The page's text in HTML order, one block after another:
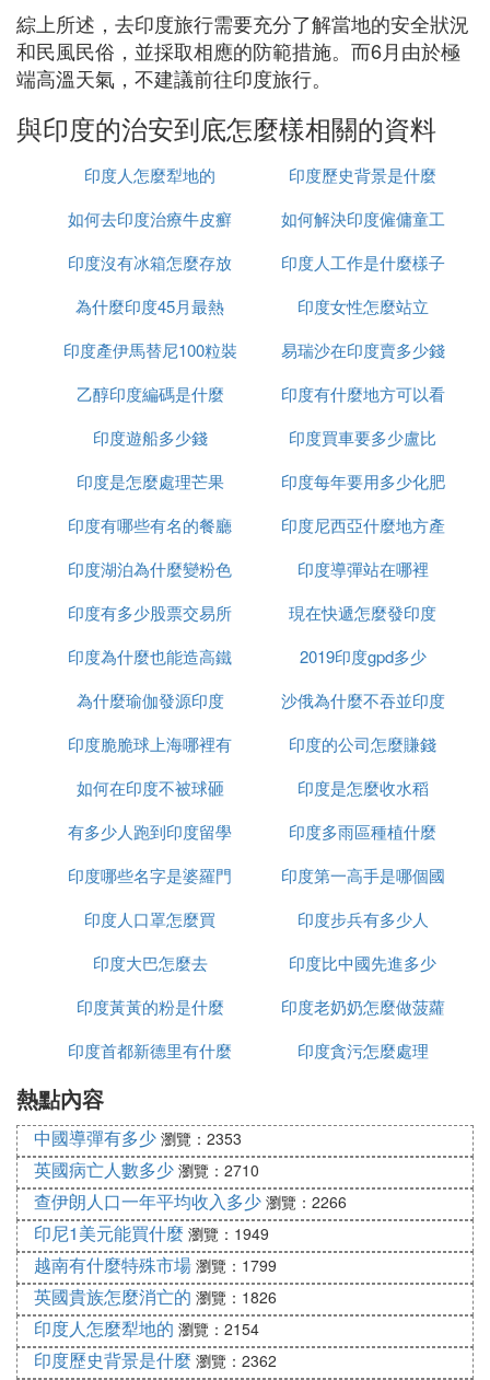
綜上所述，去印度旅行需要充分了解當地的安全狀況
和民風民俗，並採取相應的防範措施。而6月由於極
端高溫天氣，不建議前往印度旅行。
與印度的治安到底怎麼樣相關的資料
印度人怎麼犁地的
印度歷史背景是什麼
如何去印度治療牛皮癬
如何解決印度僱傭童工
的問題
印度沒有冰箱怎麼存放
食物
印度人工作是什麼樣子
為什麼印度45月最熱
印度女性怎麼站立
印度產伊馬替尼100粒裝
多少錢
易瑞沙在印度賣多少錢
一粒
乙醇印度編碼是什麼
印度有什麼地方可以看
到太陽
印度遊船多少錢
印度買車要多少盧比
印度是怎麼處理芒果
印度每年要用多少化肥
印度有哪些有名的餐廳
印度尼西亞什麼地方產
榴槤
印度湖泊為什麼變粉色
印度導彈站在哪裡
印度有多少股票交易所
現在快遞怎麼發印度
印度為什麼也能造高鐵
2019印度gpd多少
為什麼瑜伽發源印度
沙俄為什麼不吞並印度
印度脆脆球上海哪裡有
印度的公司怎麼賺錢
如何在印度不被球砸
印度是怎麼收水稻
有多少人跑到印度留學
印度多雨區種植什麼
印度哪些名字是婆羅門
種姓
印度第一高手是哪個國
家
印度人口罩怎麼買
印度步兵有多少人
印度大巴怎麼去
印度比中國先進多少
印度黃黃的粉是什麼
印度老奶奶怎麼做菠蘿
印度首都新德里有什麼
印度貪污怎麼處理
熱點內容
中國導彈有多少 瀏覽：2353
英國病亡人數多少 瀏覽：2710
查伊朗人口一年平均收入多少 瀏覽：2266
印尼1美元能買什麼 瀏覽：1949
越南有什麼特殊市場 瀏覽：1799
英國貴族怎麼消亡的 瀏覽：1826
印度人怎麼犁地的 瀏覽：2154
印度歷史背景是什麼 瀏覽：2362